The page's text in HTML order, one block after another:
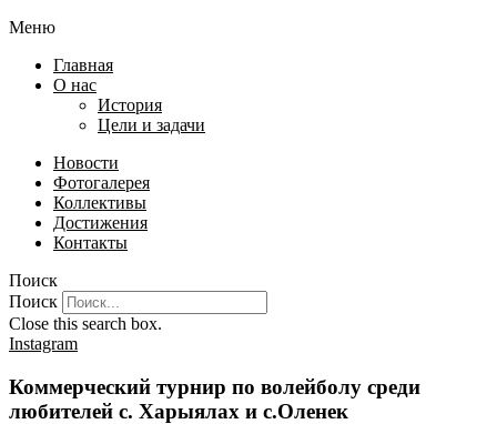
Меню
Главная
О нас
История
Цели и задачи
Новости
Фотогалерея
Коллективы
Достижения
Контакты
Поиск
Поиск
Close this search box.
Instagram
Коммерческий турнир по волейболу среди
любителей с. Харыялах и с.Оленек